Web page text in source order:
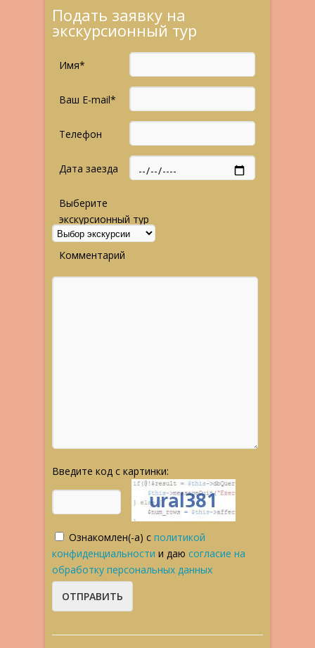
Подать заявку на
экскурсионный тур
Имя*
Ваш E-mail*
Телефон
Дата заезда
Выберите
экскурсионный тур
Комментарий
Введите код с картинки:
Ознакомлен(-а) с политикой
конфиденциальности и даю согласие на
обработку персональных данных